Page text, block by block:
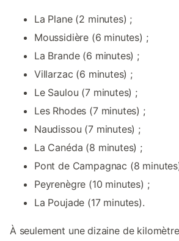
La Plane (2 minutes) ;
Moussidière (6 minutes) ;
La Brande (6 minutes) ;
Villarzac (6 minutes) ;
Le Saulou (7 minutes) ;
Les Rhodes (7 minutes) ;
Naudissou (7 minutes) ;
La Canéda (8 minutes) ;
Pont de Campagnac (8
Peyrenègre (10 minutes) ;
La Poujade (17 minutes).
À seulement une dizaine de